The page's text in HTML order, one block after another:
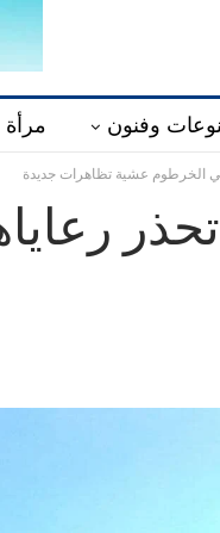
وفنون مرأة
في الخرطوم عشية تظاهرات جديدة
تحذر